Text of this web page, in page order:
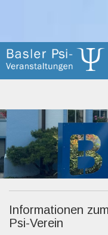
Informationen
Psi-Verein